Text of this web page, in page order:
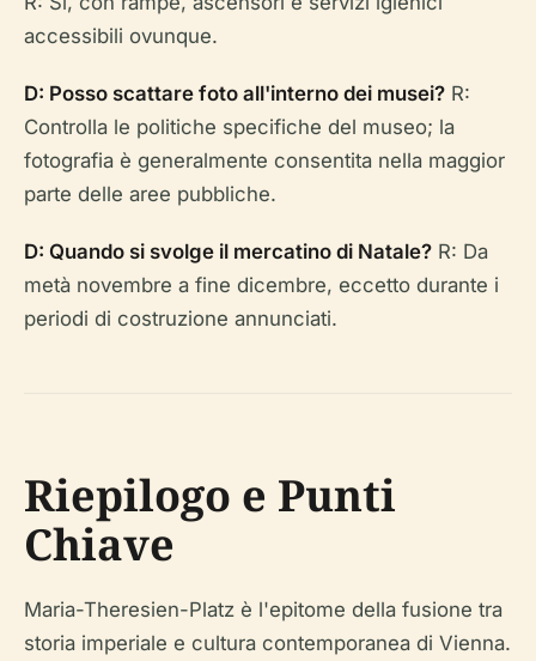
accessibili ovunque.
D: Posso scattare foto all'interno dei musei? R:
Controlla le politiche specifiche del museo; la
fotografia è generalmente consentita nella maggior
parte delle aree pubbliche.
D: Quando si svolge il mercatino di Natale? R: Da
metà novembre a fine dicembre, eccetto durante i
periodi di costruzione annunciati.
Riepilogo e Punti
Chiave
Maria-Theresien-Platz è l'epitome della fusione tra
storia imperiale e cultura contemporanea di Vienna.